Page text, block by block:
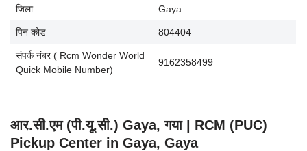
जिला Gaya
पिन कोड 804404
संपर्क नंबर ( Rcm Wonder World
Quick Mobile Number)
9162358499
आर.सी.एम (पी.यू.सी.) Gaya, गया | RCM (PUC)
Pickup Center in Gaya, Gaya